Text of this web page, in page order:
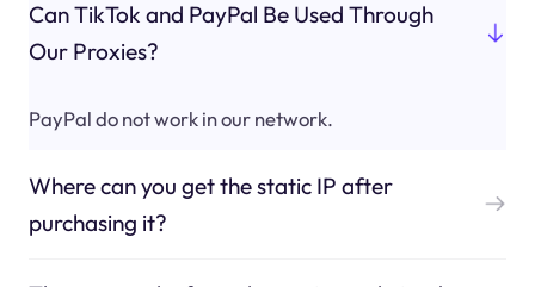
Can TikTok and PayPal Be Used Through
Our Proxies?
PayPal do not work in our network.
Where can you get the static IP after
purchasing it?